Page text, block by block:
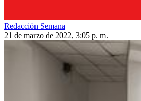
Redacción Semana
21 de marzo de 2022, 3:05 p. m.